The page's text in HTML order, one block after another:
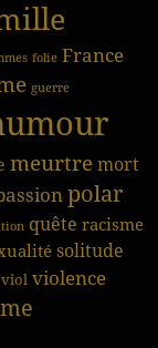
folie France
guerre
meurtremort
polar
quête racisme
solitude
viol violence